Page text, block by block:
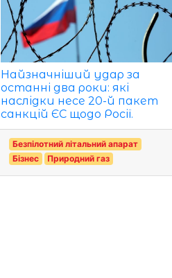
Найзначніший удар за
останні два роки: які
наслідки несе 20-й пакет
санкцій ЄС щодо Росії.
Безпілотний літальний апарат
Бізнес
Природний газ